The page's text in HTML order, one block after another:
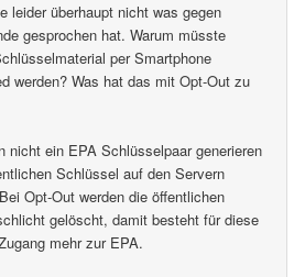
leider überhaupt nicht was gegen
gesprochen hat. Warum müsste
per Smartphone
werden? Was hat das mit Opt-Out zu
nicht ein EPA Schlüsselpaar generieren
Schlüssel auf den Servern
Opt-Out werden die öffentlichen
gelöscht, damit besteht für diese
mehr zur EPA.